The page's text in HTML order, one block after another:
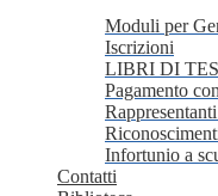
Moduli per
Iscrizioni
LIBRI DI
Pagamento
Infortunio a
Contatti